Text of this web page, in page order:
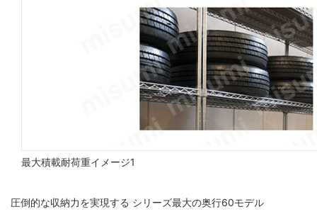
最大積載耐荷重イメージ1
圧倒的な収納力を実現する シリーズ最大の奥行60モデル